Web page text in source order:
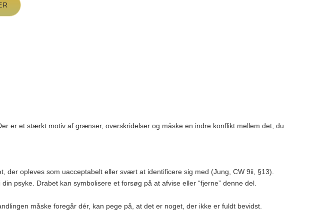
er et stærkt motiv af grænser, overskridelser og måske en indre konflikt mellem det, du
der opleves som uacceptabelt eller svært at identificere sig med (Jung, CW 9ii, §13).
psyke. Drabet kan symbolisere et forsøg på at afvise eller “fjerne” denne del.
måske foregår dér, kan pege på, at det er noget, der ikke er fuldt bevidst.